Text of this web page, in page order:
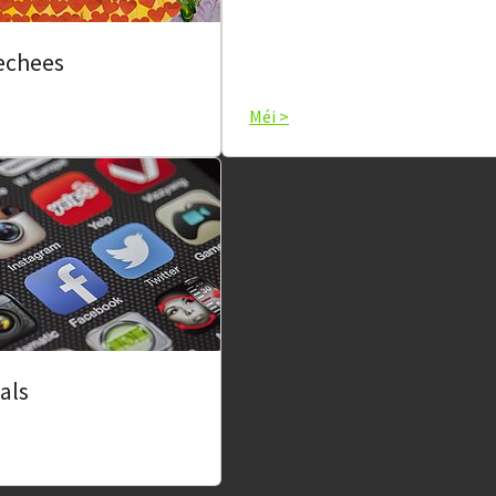
Méi >